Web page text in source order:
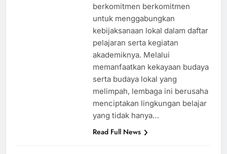
berkomitmen berkomitmen
untuk menggabungkan
kebijaksanaan lokal dalam daftar
pelajaran serta kegiatan
akademiknya. Melalui
memanfaatkan kekayaan budaya
serta budaya lokal yang
melimpah, lembaga ini berusaha
menciptakan lingkungan belajar
yang tidak hanya…
Read Full News